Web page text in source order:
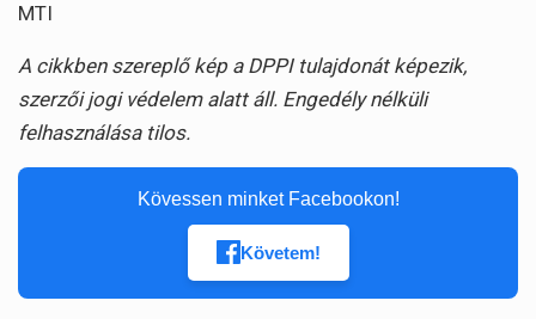
MTI
A cikkben szereplő kép a DPPI tulajdonát képezik,
szerzői jogi védelem alatt áll. Engedély nélküli
felhasználása tilos.
Kövessen minket Facebookon!
Követem!